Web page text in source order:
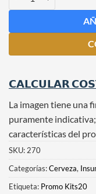
𝗖𝗔𝗟𝗖𝗨𝗟𝗔𝗥
La imagen tiene una
puramente
características del
SKU: 270
Categorías:Cerveza,
Etiqueta: Promo Kits20